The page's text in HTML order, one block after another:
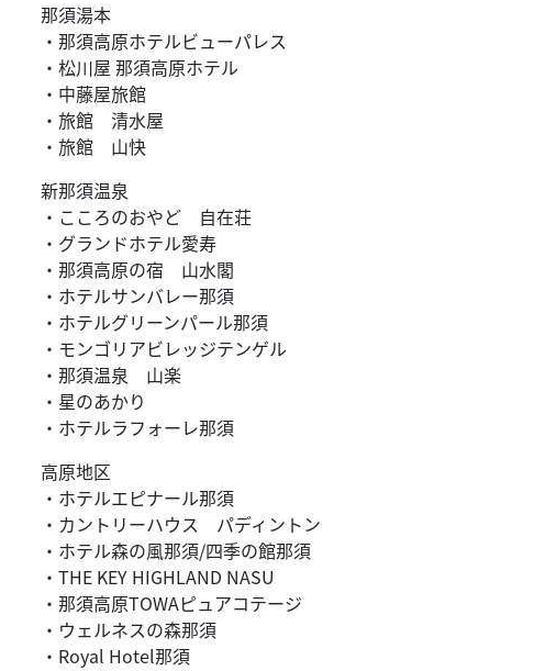
那須湯本
・那須高原ホテルビューパレス
・松川屋 那須高原ホテル
・中藤屋旅館
・旅館 清水屋
・旅館 山快
新那須温泉
・こころのおやど 自在荘
・グランドホテル愛寿
・那須高原の宿 山水閣
・ホテルサンバレー那須
・ホテルグリーンパール那須
・モンゴリアビレッジテンゲル
・那須温泉 山楽
・星のあかり
・ホテルラフォーレ那須
高原地区
・ホテルエピナール那須
・カントリーハウス パディントン
・ホテル森の風那須/四季の館那須
・THE KEY HIGHLAND NASU
・那須高原TOWAピュアコテージ
・ウェルネスの森那須
・Royal Hotel那須